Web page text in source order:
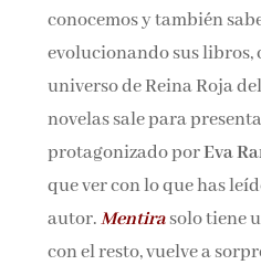
conocemos y también
evolucionando sus libros,
universo de Reina Roja
novelas sale para
protagonizado porEva
que ver con lo que has
autor.Mentirasolo tiene
con el resto, vuelve a
¡Suscríbete y
Nada!
Únete a nuestra
literatura y recibe las
reseñas directamente en